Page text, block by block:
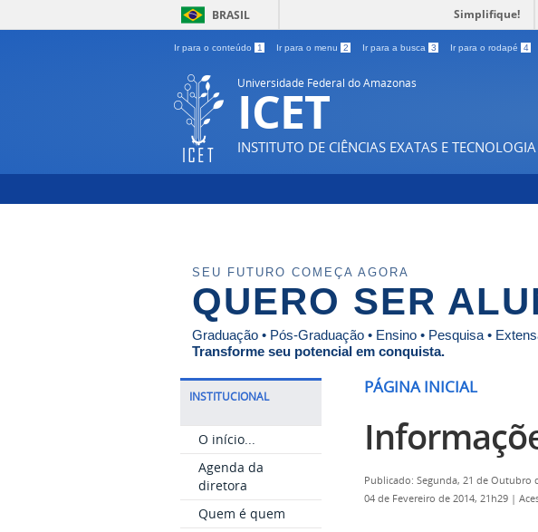
BRASIL Simplifique!
Ir para o conteúdo 1 Ir para o menu 2 Ir para a busca 3 Ir para o rodapé 4
Universidade Federal do Amazonas
ICET
INSTITUTO DE CIÊNCIAS EXATAS E TECNOLOGIA
SEU FUTURO COMEÇA AGORA
QUERO SER
Graduação • Pós-Graduação • Ensino • Pesquisa •
Transforme seu potencial em conquista.
INSTITUCIONAL
O início...
Agenda da
diretora
Quem é quem
PÁGINA INICIAL
Publicado: Segunda, 21 de Outubro
04 de Fevereiro de 2014, 21h29 |